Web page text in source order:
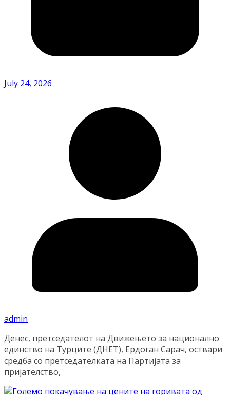
July 24, 2026
admin
Денес, претседателот на Движењето за национално
единство на Турците (ДНЕТ), Ердоган Сарач, оствари
средба со претседателката на Партијата за
пријателство,